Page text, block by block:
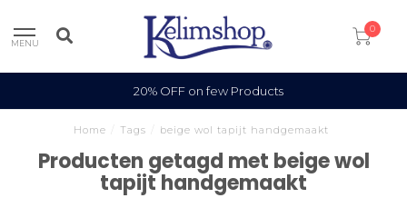
MENU
0
20% OFF on few Products
Home Tags beige wol tapijt handgemaakt
Producten getagd met beige wol
tapijt handgemaakt